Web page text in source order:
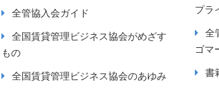
全管協入会ガイド
全国賃貸管理ビジネス協会がめざす
もの
全国賃貸管理ビジネス協会のあゆみ
プラ
全
ゴマ
書